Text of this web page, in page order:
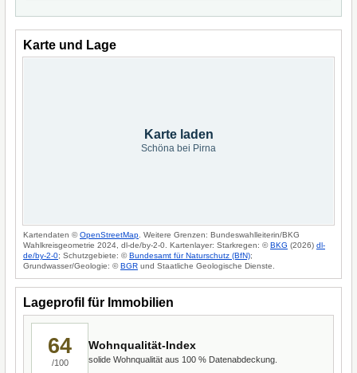
Karte und Lage
Karte laden
Schöna bei Pirna
Kartendaten ©OpenStreetMap . Weitere Grenzen: Bundeswahlleiterin/BKG
Wahlkreisgeometrie 2024, dl-de/by-2-0. Kartenlayer: Starkregen: ©BKG (2026) dl-
de/by-2-0; Schutzgebiete: ©Bundesamt für Naturschutz (BfN);
Grundwasser/Geologie: ©BGR und Staatliche Geologische Dienste.
Lageprofil für Immobilien
64
/100
Wohnqualität-Index
solide Wohnqualität aus 100 % Datenabdeckung.